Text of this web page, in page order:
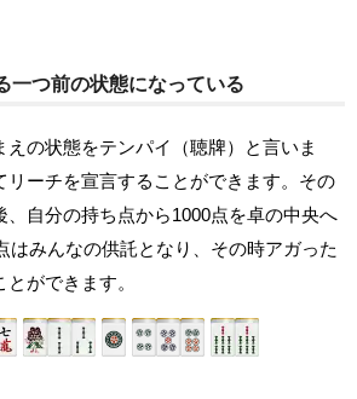
つ前の状態になっている
えの状態をテンパイ（聴牌）と言いま
リーチを宣言することができます。その
、自分の持ち点から1000点を卓の中央へ
はみんなの供託となり、その時アガった
ができます。